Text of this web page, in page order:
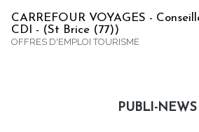
CARREFOUR VOYAGES -
CDI - (St Brice (77))
OFFRES D'EMPLOI TOURISME
PUBLI-NEWS